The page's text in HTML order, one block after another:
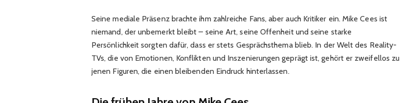
Seine mediale Präsenz brachte ihm zahlreiche Fans, aber auch Kritiker ein. Mike Cees ist
niemand, der unbemerkt bleibt – seine Art, seine Offenheit und seine starke
Persönlichkeit sorgten dafür, dass er stets Gesprächsthema blieb. In der Welt des Reality-
TVs, die von Emotionen, Konflikten und Inszenierungen geprägt ist, gehört er zweifellos zu
jenen Figuren, die einen bleibenden Eindruck hinterlassen.